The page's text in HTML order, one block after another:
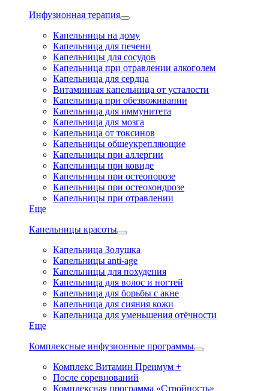
Инфузионная терапия
Капельницы на дому
Капельница для печени
Капельницы для сосудов
Капельница при отравлении алкоголем
Капельница для сердца
Витаминная капельница от усталости
Капельница при обезвоживании
Капельница для иммунитета
Капельница для мозга
Капельница от токсинов
Капельницы общеукрепляющие
Капельницы при аллергии
Капельницы при ковиде
Капельницы при остеопорозе
Капельницы при остеохондрозе
Капельницы при отравлении
Еще
Капельницы красоты
Капельница Золушка
Капельницы anti-age
Капельницы для похудения
Капельница для волос и ногтей
Капельница для борьбы с акне
Капельница для сияния кожи
Капельница для уменьшения отёчности
Еще
Комплексные инфузионные программы
Комплекс Витамин Преимум +
После соревнований
Комплексная программа «Стройность»